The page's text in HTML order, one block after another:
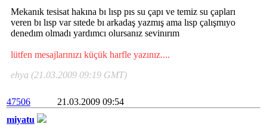
Mekanık tesisat hakına bı lısp pıs su çapı ve temiz su çapları
veren bı lısp var sıtede bı arkadaş yazmış ama lısp çalışmıyo
denedım olmadı yardımcı olursanız sevinırım
lütfen mesajlarınızı küçük harfle yazınız....
ehya (21.03.2009 09:19 GMT)
47506
21.03.2009 09:54
miyatu